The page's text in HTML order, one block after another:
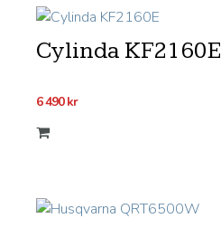
Cylinda KF2160E
6 490kr